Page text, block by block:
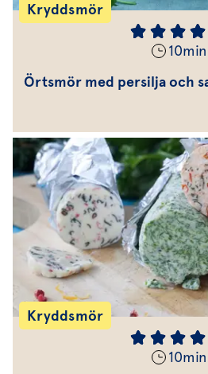
Kryddsmör
10min
Örtsmör med persilja och
Kryddsmör
10min